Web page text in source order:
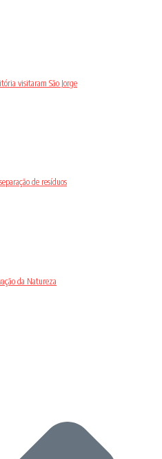
visitaram São Jorge
de resíduos
da Natureza